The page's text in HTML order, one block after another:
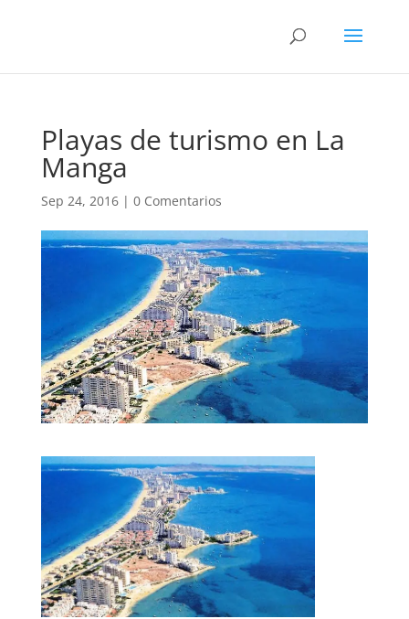
Playas de turismo en La
Manga
Sep 24, 2016| 0 Comentarios